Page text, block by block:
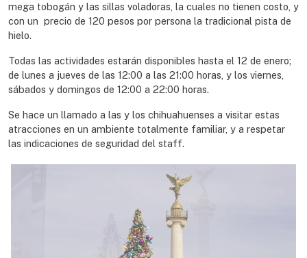
mega tobogán y las sillas voladoras, la cuales no tienen costo, y
con un precio de 120 pesos por persona la tradicional pista de
hielo.
Todas las actividades estarán disponibles hasta el 12 de enero;
de lunes a jueves de las 12:00 a las 21:00 horas, y los viernes,
sábados y domingos de 12:00 a 22:00 horas.
Se hace un llamado a las y los chihuahuenses a visitar estas
atracciones en un ambiente totalmente familiar, y a respetar
las indicaciones de seguridad del staff.